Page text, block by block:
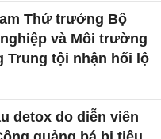
Thứ trưởng Bộ
và Môi trường
Trung tội nhận hối lộ
detox do diễn viên